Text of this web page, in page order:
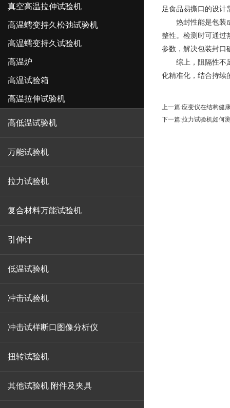
真空高温拉伸试验机
高温蠕变持久松弛试验机
高温蠕变持久试验机
高温炉
高温试验箱
高温拉伸试验机
高低温试验机
万能试验机
拉力试验机
复合材料万能试验机
引伸计
低温试验机
冲击试验机
冲击试样断口图像分析仪
扭转试验机
其他试验机 附件及夹具
足食品易撕口的设计
热封性能是包装
整性。检测时可通过
参数，解决包装封口
综上，阻隔性不
化精准化，结合持续
上一篇:应变仪在结构健
下一篇:拉力试验机如何